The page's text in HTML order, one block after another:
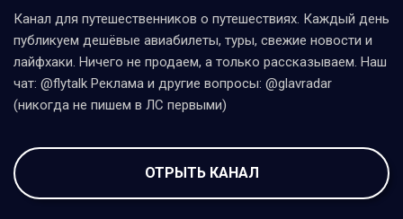
Канал для путешественников о путешествиях. Каждый день
публикуем дешёвые авиабилеты, туры, свежие новости и
лайфхаки. Ничего не продаем, а только рассказываем. Наш
чат: @flytalk Реклама и другие вопросы: @glavradar
(никогда не пишем в ЛС первыми)
ОТРЫТЬ КАНАЛ